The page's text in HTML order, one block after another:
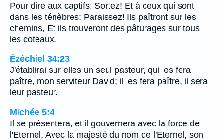
Pour dire aux captifs: Sortez! Et à ceux qui sont
dans les ténèbres: Paraissez! Ils paîtront sur les
chemins, Et ils trouveront des pâturages sur tous
les coteaux.
Ézéchiel 34:23
J'établirai sur elles un seul pasteur, qui les fera
paître, mon serviteur David; il les fera paître, il sera
leur pasteur.
Michée 5:4
Il se présentera, et il gouvernera avec la force de
l'Eternel, Avec la majesté du nom de l'Eternel, son